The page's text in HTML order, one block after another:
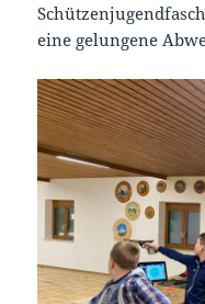
eine gelungene